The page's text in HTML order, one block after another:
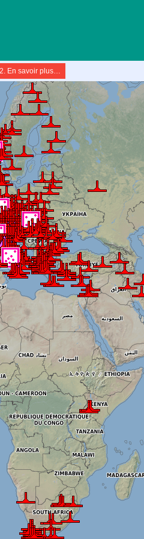
En savoir plus…